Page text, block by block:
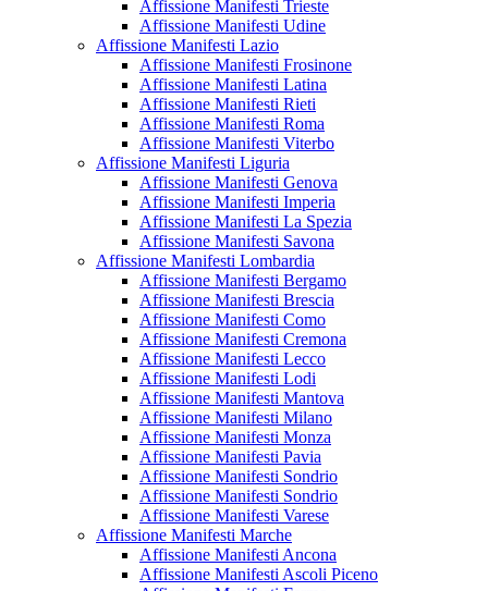
Affissione Manifesti Trieste
Affissione Manifesti Udine
Affissione Manifesti Lazio
Affissione Manifesti Frosinone
Affissione Manifesti Latina
Affissione Manifesti Rieti
Affissione Manifesti Roma
Affissione Manifesti Viterbo
Affissione Manifesti Liguria
Affissione Manifesti Genova
Affissione Manifesti Imperia
Affissione Manifesti La Spezia
Affissione Manifesti Savona
Affissione Manifesti Lombardia
Affissione Manifesti Bergamo
Affissione Manifesti Brescia
Affissione Manifesti Como
Affissione Manifesti Cremona
Affissione Manifesti Lecco
Affissione Manifesti Lodi
Affissione Manifesti Mantova
Affissione Manifesti Milano
Affissione Manifesti Monza
Affissione Manifesti Pavia
Affissione Manifesti Sondrio
Affissione Manifesti Sondrio
Affissione Manifesti Varese
Affissione Manifesti Marche
Affissione Manifesti Ancona
Affissione Manifesti Ascoli Piceno